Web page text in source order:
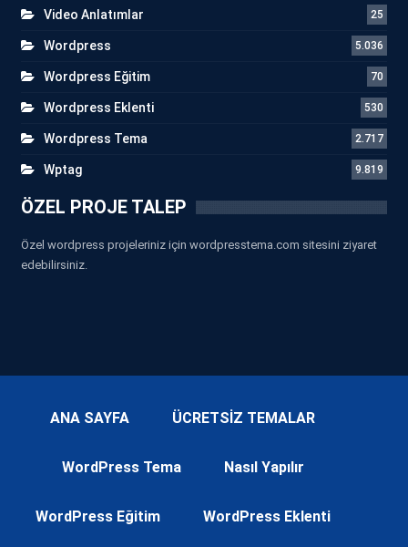
Video Anlatımlar 25
Wordpress 5.036
Wordpress Eğitim 70
Wordpress Eklenti 530
Wordpress Tema 2.717
Wptag 9.819
ÖZEL PROJE TALEP
Özel wordpress projeleriniz için wordpresstema.com sitesini ziyaret
edebilirsiniz.
ANA SAYFA ÜCRETSİZ TEMALAR
WordPress Tema Nasıl Yapılır
WordPress Eğitim WordPress Eklenti